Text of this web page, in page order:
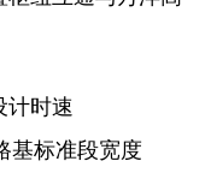
时速
基标准段宽度